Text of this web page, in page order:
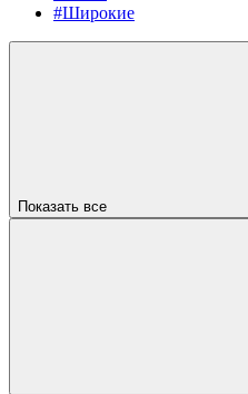
#Широкие
Показать все